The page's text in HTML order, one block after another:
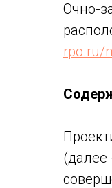
Очно-
rpo.ru/
(далее